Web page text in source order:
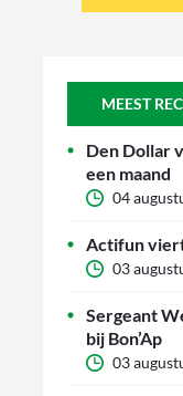
MEEST
Den Dollar
een maand
04
Actifun
03
Sergeant
bij Bon’Ap
03